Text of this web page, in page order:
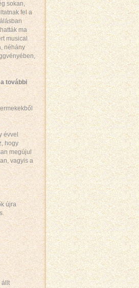
sokan,
fel a
ma
musical
néhány
további
évvel
hogy
megújul
vagyis a
újra
állt